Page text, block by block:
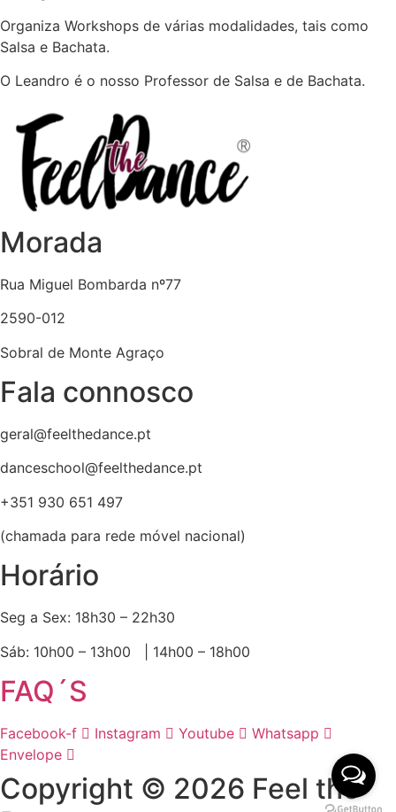
Organiza Workshops de várias modalidades, tais como
Salsa e Bachata.
O Leandro é o nosso Professor de Salsa e de Bachata.
Morada
Rua Miguel Bombarda nº77
2590-012
Sobral de Monte Agraço
Fala connosco
geral@feelthedance.pt
danceschool@feelthedance.pt
+351 930 651 497
(chamada para rede móvel nacional)
Horário
Seg a Sex: 18h30 – 22h30
Sáb: 10h00 – 13h00 | 14h00 – 18h00
FAQ´S
Facebook-f Instagram Youtube
Whatsapp
Envelope
Copyright © 2026 Feel the